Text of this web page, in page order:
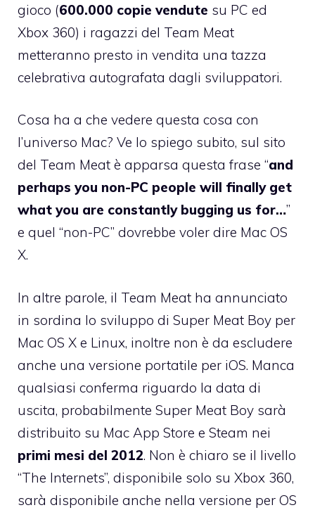
gioco (600.000 copie vendute su PC ed
Xbox 360) i ragazzi del Team Meat
metteranno presto in vendita una tazza
celebrativa autografata dagli sviluppatori.
Cosa ha a che vedere questa cosa con
l’universo Mac? Ve lo spiego subito, sul sito
del Team Meat è apparsa questa frase “and
perhaps you non-PC people will finally get
what you are constantly bugging us for…”
e quel “non-PC” dovrebbe voler dire Mac OS
X.
In altre parole, il Team Meat ha annunciato
in sordina lo sviluppo di Super Meat Boy per
Mac OS X e Linux, inoltre non è da escludere
anche una versione portatile per iOS. Manca
qualsiasi conferma riguardo la data di
uscita, probabilmente Super Meat Boy sarà
distribuito su Mac App Store e Steam nei
primi mesi del 2012. Non è chiaro se il livello
“The Internets”, disponibile solo su Xbox 360,
sarà disponibile anche nella versione per OS